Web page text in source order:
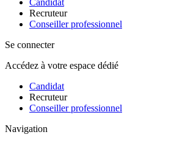
Recruteur
Conseiller professionnel
Se connecter
Accédez à votre espace dédié
Candidat
Recruteur
Conseiller professionnel
Navigation